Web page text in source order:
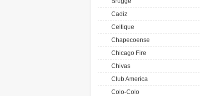
Cadiz
Celtique
Chapecoense
Chicago Fire
Chivas
Club America
Colo-Colo